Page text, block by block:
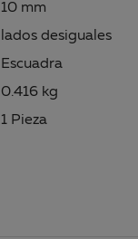
10 mm
lados desiguales
Escuadra
0.416 kg
1 Pieza